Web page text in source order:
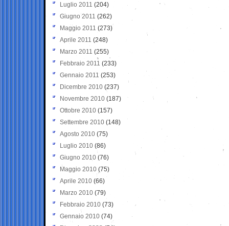
Luglio 2011 (204)
Giugno 2011 (262)
Maggio 2011 (273)
Aprile 2011 (248)
Marzo 2011 (255)
Febbraio 2011 (233)
Gennaio 2011 (253)
Dicembre 2010 (237)
Novembre 2010 (187)
Ottobre 2010 (157)
Settembre 2010 (148)
Agosto 2010 (75)
Luglio 2010 (86)
Giugno 2010 (76)
Maggio 2010 (75)
Aprile 2010 (66)
Marzo 2010 (79)
Febbraio 2010 (73)
Gennaio 2010 (74)